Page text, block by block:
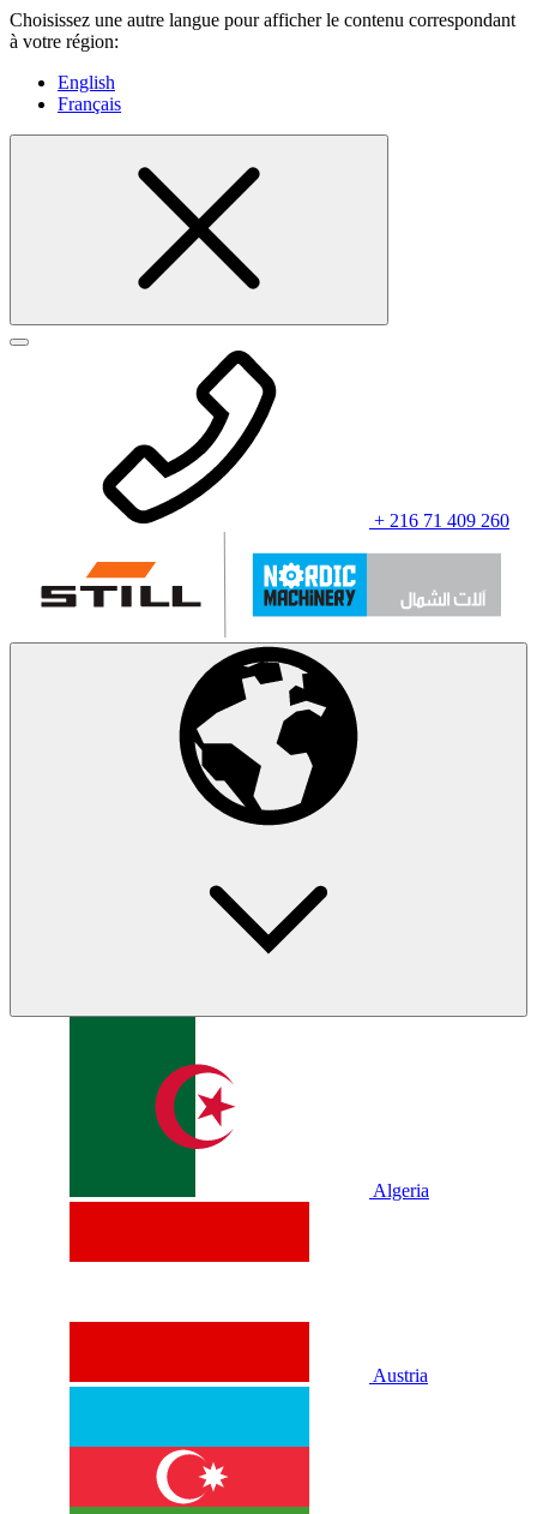
Choisissez une autre langue pour afficher le contenu correspondant
à votre région:
English
Français
+ 216 71 409 260
Algeria
Austria